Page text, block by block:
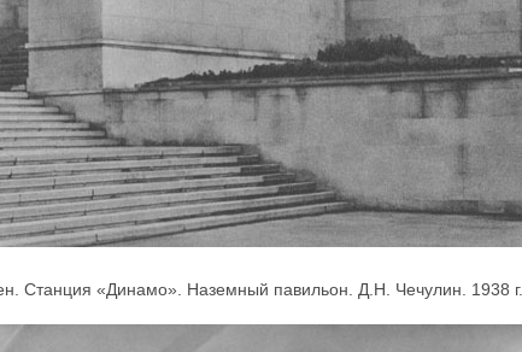
Станция «Динамо». Наземный павильон. Д.Н. Чечулин. 1938 г.